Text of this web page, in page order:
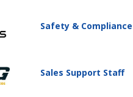
Safety &
Sales Support Staff